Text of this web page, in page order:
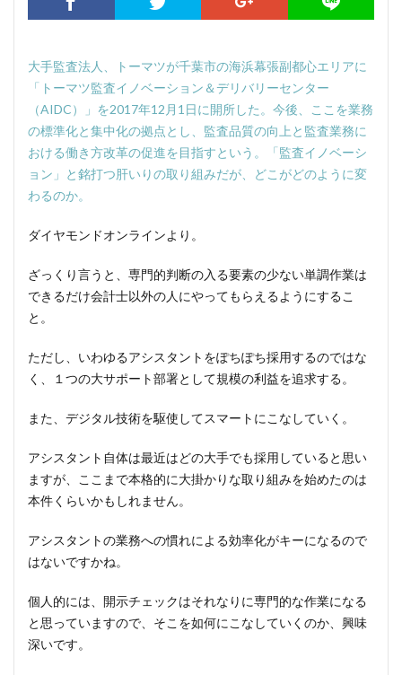
大手監査法人、トーマツが千葉市の海浜幕張副都心エリアに
「トーマツ監査イノベーション＆デリバリーセンター
（AIDC）」を2017年12 月 1 日に開所した。今後、ここを業務
の標準化と集中化の拠点とし、監査品質の向上と監査業務に
おける働き方改革の促進を目指すという。「監査イノベーシ
ョン」と銘打つ肝いりの取り組みだが、どこがどのように変
わるのか。
ダイヤモンドオンラインより。
ざっくり言うと、専門的判断の入る要素の少ない単調作業は
できるだけ会計士以外の人にやってもらえるようにするこ
と。
ただし、いわゆるアシスタントをぽちぽち採用するのではな
く、１つの大サポート部署として規模の利益を追求する。
また、デジタル技術を駆使してスマートにこなしていく。
アシスタント自体は最近はどの大手でも採用していると思い
ますが、ここまで本格的に大掛かりな取り組みを始めたのは
本件くらいかもしれません。
アシスタントの業務への慣れによる効率化がキーになるので
はないですかね。
個人的には、開示チェックはそれなりに専門的な作業になる
と思っていますので、そこを如何にこなしていくのか、興味
深いです。